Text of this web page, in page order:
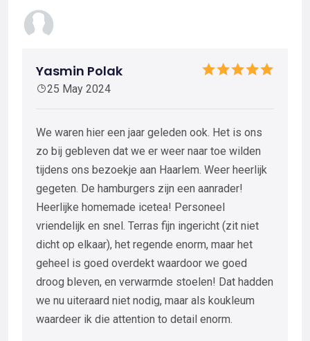
Yasmin Polak
25 May 2024
We waren hier een jaar geleden ook. Het is ons
zo bij gebleven dat we er weer naar toe wilden
tijdens ons bezoekje aan Haarlem. Weer heerlijk
gegeten. De hamburgers zijn een aanrader!
Heerlijke homemade icetea! Personeel
vriendelijk en snel. Terras fijn ingericht (zit niet
dicht op elkaar), het regende enorm, maar het
geheel is goed overdekt waardoor we goed
droog bleven, en verwarmde stoelen! Dat hadden
we nu uiteraard niet nodig, maar als koukleum
waardeer ik die attention to detail enorm.